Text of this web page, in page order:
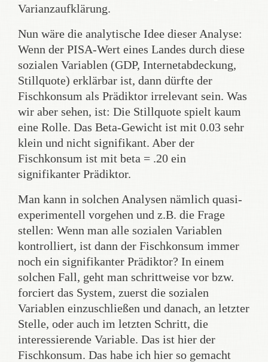
Varianzaufklärung.
Nun wäre die analytische Idee dieser Analyse:
Wenn der PISA-Wert eines Landes durch diese
sozialen Variablen (GDP, Internetabdeckung,
Stillquote) erklärbar ist, dann dürfte der
Fischkonsum als Prädiktor irrelevant sein. Was
wir aber sehen, ist: Die Stillquote spielt kaum
eine Rolle. Das Beta-Gewicht ist mit 0.03 sehr
klein und nicht signifikant. Aber der
Fischkonsum ist mit beta = .20 ein
signifikanter Prädiktor.
Man kann in solchen Analysen nämlich quasi-
experimentell vorgehen und z.B. die Frage
stellen: Wenn man alle sozialen Variablen
kontrolliert, ist dann der Fischkonsum immer
noch ein signifikanter Prädiktor? In einem
solchen Fall, geht man schrittweise vor bzw.
forciert das System, zuerst die sozialen
Variablen einzuschließen und danach, an letzter
Stelle, oder auch im letzten Schritt, die
interessierende Variable. Das ist hier der
Fischkonsum. Das habe ich hier so gemacht